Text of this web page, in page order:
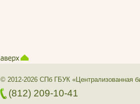
© 2012-2026 СПб ГБУК «Централизованная
(812) 209-10-41